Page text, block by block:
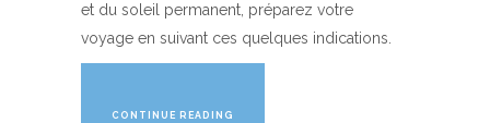
et du soleil permanent, préparez votre
voyage en suivant ces quelques indications.
CONTINUE READING